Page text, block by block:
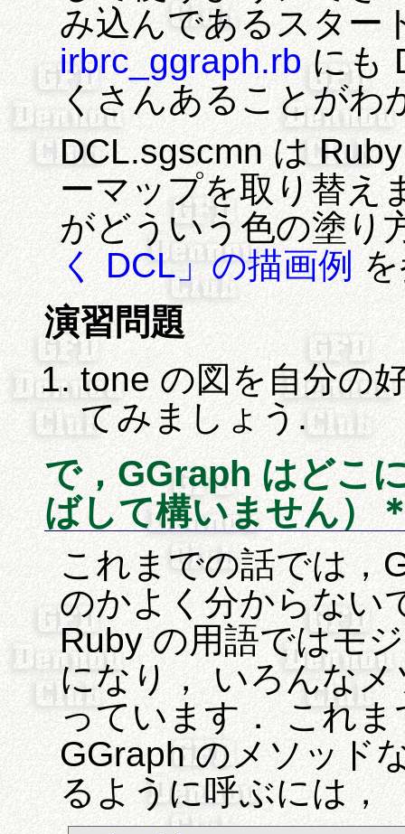
み込んであるスター
irbrc_ggraph.rbにも
くさんあることがわ
DCL.sgscmn は
ーマップを取り替え
がどういう色の塗り
く DCL」の描画例を
演習問題
tone の図を自分の
てみましょう.
で，GGraph はどこ
ばして構いません）
これまでの話では，
のかよく分からない
Ruby の用語ではモ
になり， いろんな
っています． これ
GGraph のメソッド
るように呼ぶには，